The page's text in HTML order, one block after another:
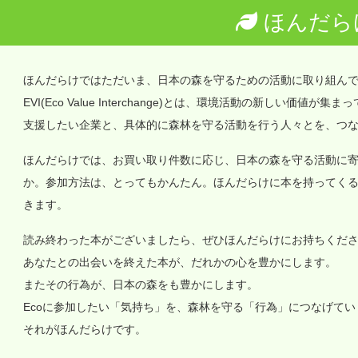
ほんだら
ほんだらけではただいま、日本の森を守るための活動に取り組ん
EVI(Eco Value Interchange)とは、環境活動の新しい価値が集ま
支援したい企業と、具体的に森林を守る活動を行う人々とを、つ
ほんだらけでは、お買い取り件数に応じ、日本の森を守る活動に
か。参加方法は、とってもかんたん。ほんだらけに本を持ってく
きます。
読み終わった本がございましたら、ぜひほんだらけにお持ちくだ
あなたとの出会いを終えた本が、だれかの心を豊かにします。
またその行為が、日本の森をも豊かにします。
Ecoに参加したい「気持ち」を、森林を守る「行為」につなげて
それがほんだらけです。